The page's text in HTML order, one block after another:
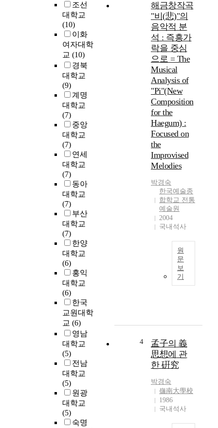
조선
대학교
(10)
이화
여자대학
교 (10)
경북
대학교
(9)
계명
대학교
(7)
중앙
대학교
(7)
연세
대학교
(7)
동아
대학교
(7)
부산
대학교
(7)
한양
대학교
(6)
홍익
대학교
(6)
한국
교원대학
교 (6)
영남
대학교
(5)
전남
대학교
(5)
원광
대학교
(5)
숙명
해금창작곡
"비(悲)"의
음악적 분
석 : 즉흥가
락을 중심
으로 = The
Musical
Analysis of
"Pi"(New
Composition
for the
Haegum) :
Focused on
the
Improvised
Melodies
박경숙
한국예술종
합학교 전통
예술원
2004
국내석사
원
문
보
기
4
孟子의 義
思想에 관
한 硏究
박경숙
嶺南大學校
1986
국내석사